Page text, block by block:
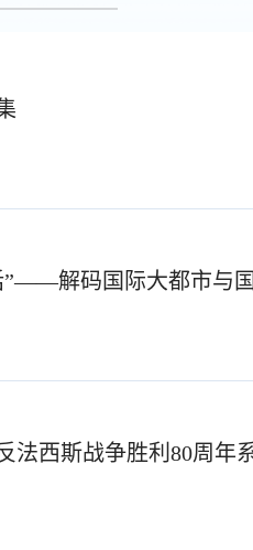
”——解码国际大都市与
法西斯战争胜利80周年